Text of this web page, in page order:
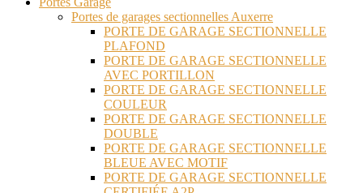
Portes de garages sectionnelles Auxerre
PORTE DE GARAGE SECTIONNELLE
PLAFOND
PORTE DE GARAGE SECTIONNELLE
AVEC PORTILLON
PORTE DE GARAGE SECTIONNELLE
COULEUR
PORTE DE GARAGE SECTIONNELLE
DOUBLE
PORTE DE GARAGE SECTIONNELLE
BLEUE AVEC MOTIF
PORTE DE GARAGE SECTIONNELLE